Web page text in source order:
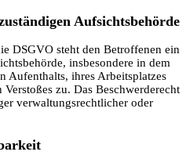
Aufsichts­behörde
DSGVO steht den Betroffenen ein
insbesondere in dem
Aufenthalts, ihres Arbeitsplatzes
zu. Das Beschwerderecht
verwaltungsrechtlicher oder